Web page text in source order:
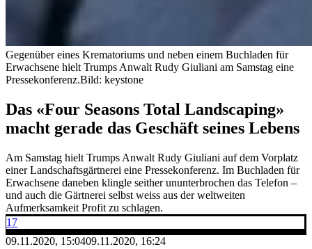
Gegenüber eines Krematoriums und neben einem Buchladen für
Erwachsene hielt Trumps Anwalt Rudy Giuliani am Samstag eine
Pressekonferenz.Bild: keystone
Das «Four Seasons Total Landscaping»
macht gerade das Geschäft seines Lebens
Am Samstag hielt Trumps Anwalt Rudy Giuliani auf dem Vorplatz
einer Landschaftsgärtnerei eine Pressekonferenz. Im Buchladen für
Erwachsene daneben klingle seither ununterbrochen das Telefon –
und auch die Gärtnerei selbst weiss aus der weltweiten
Aufmerksamkeit Profit zu schlagen.
17
09.11.2020, 15:0409.11.2020, 16:24